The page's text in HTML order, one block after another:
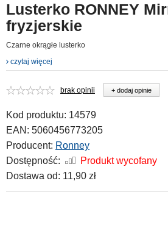
Lusterko RONNEY
fryzjerskie
Czarne okrągłe lusterko
czytaj więcej
brak opinii + dodaj opinie
Kod produktu: 14579
EAN: 5060456773205
Producent: Ronney
Dostępność:
Produkt wycofany
Dostawa od: 11,90 zł